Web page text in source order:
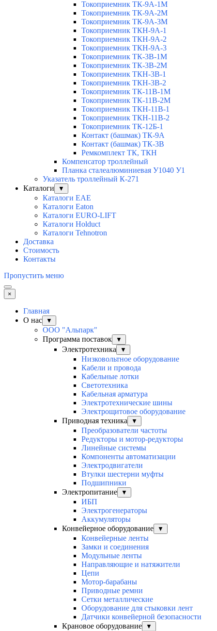
Токоприемник ТК-9А-1М
Токоприемник ТК-9А-2М
Токоприемник ТК-9А-3М
Токоприемник ТКН-9А-1
Токоприемник ТКН-9А-2
Токоприемник ТКН-9А-3
Токоприемник ТК-3В-1М
Токоприемник ТК-3В-2М
Токоприемник ТКН-3В-1
Токоприемник ТКН-3В-2
Токоприемник ТК-11В-1М
Токоприемник ТК-11В-2М
Токоприемник ТКН-11В-1
Токоприемник ТКН-11В-2
Токоприемник ТК-12Б-1
Контакт (башмак) ТК-9А
Контакт (башмак) ТК-3В
Ремкомплект ТК, ТКН
Компенсатор троллейный
Планка сталеалюминиевая У1040 У1
Указатель троллейный К-271
Каталоги
▼
Каталоги EAE
Каталоги Eaton
Каталоги EURO-LIFT
Каталоги Holduct
Каталоги Tehnotron
Доставка
Стоимость
Контакты
Пропустить меню
×
Главная
О нас
▼
ООО "Альпарк"
Программа поставок
▼
Электротехника ▼
Низковольтное оборудование
Кабели и провода
Кабельные лотки
Светотехника
Кабельная арматура
Электротехнические шины
Электрощитовое оборудование
Приводная техника
▼
Преобразователи частоты
Редукторы и мотор-редукторы
Линейные системы
Компоненты автоматизации
Электродвигатели
Втулки шестерни муфты
Подшипники
Электропитание
▼
ИБП
Электрогенераторы
Аккумуляторы
Конвейерное оборудование
▼
Конвейерные ленты
Замки и соединения
Модульные ленты
Направляющие и натяжители
Цепи
Мотор-барабаны
Приводные ремни
Сетки металлические
Оборудование для стыковки лент
Датчики конвейерной безопасности
Крановое оборудование
▼